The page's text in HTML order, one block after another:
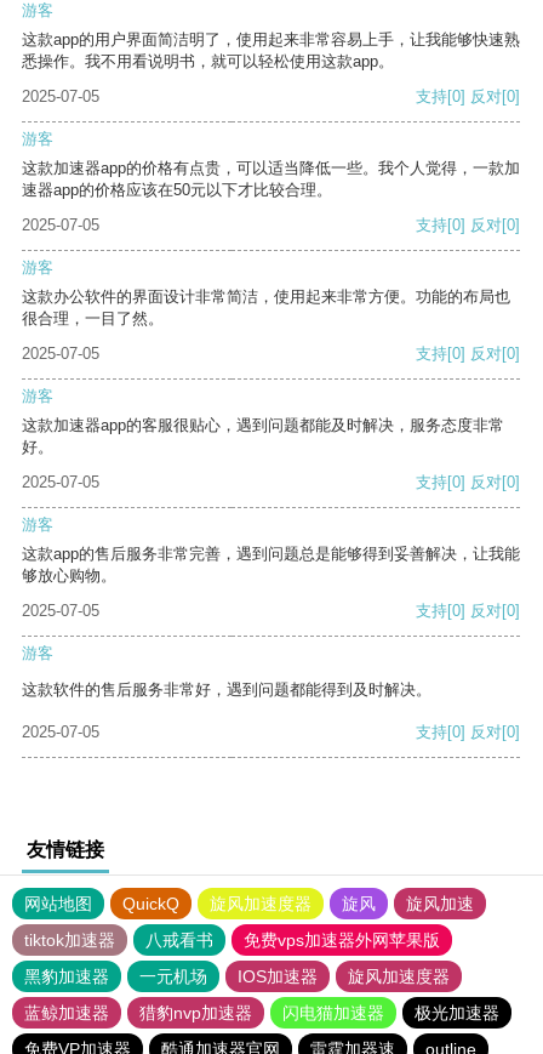
游客
这款app的用户界面简洁明了，使用起来非常容易上手，让我能够快速熟
悉操作。我不用看说明书，就可以轻松使用这款app。
2025-07-05
支持[0] 反对[0]
游客
这款加速器app的价格有点贵，可以适当降低一些。我个人觉得，一款加
速器app的价格应该在50元以下才比较合理。
2025-07-05
支持[0] 反对[0]
游客
这款办公软件的界面设计非常简洁，使用起来非常方便。功能的布局也
很合理，一目了然。
2025-07-05
支持[0] 反对[0]
游客
这款加速器app的客服很贴心，遇到问题都能及时解决，服务态度非常
好。
2025-07-05
支持[0] 反对[0]
游客
这款app的售后服务非常完善，遇到问题总是能够得到妥善解决，让我能
够放心购物。
2025-07-05
支持[0] 反对[0]
游客
这款软件的售后服务非常好，遇到问题都能得到及时解决。
2025-07-05 支持[0] 反对[0]
友情链接
网站地图 QuickQ 旋风加速度器 旋风
旋风加速
tiktok加速器
八戒看书
免费vps加速器外网苹果版
黑豹加速器
一元机场 IOS加速器
旋风加速度器
蓝鲸加速器
猎豹nvp加速器 闪电猫加速器
极光加速器
免费VP加速器
酷通加速器官网 雷霆加器速 outline